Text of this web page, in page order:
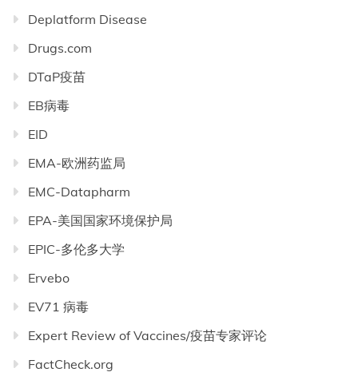
Deplatform Disease
Drugs.com
DTaP疫苗
EB病毒
EID
EMA-欧洲药监局
EMC-Datapharm
EPA-美国国家环境保护局
EPIC-多伦多大学
Ervebo
EV71 病毒
Expert Review of Vaccines/疫苗专家评论
FactCheck.org